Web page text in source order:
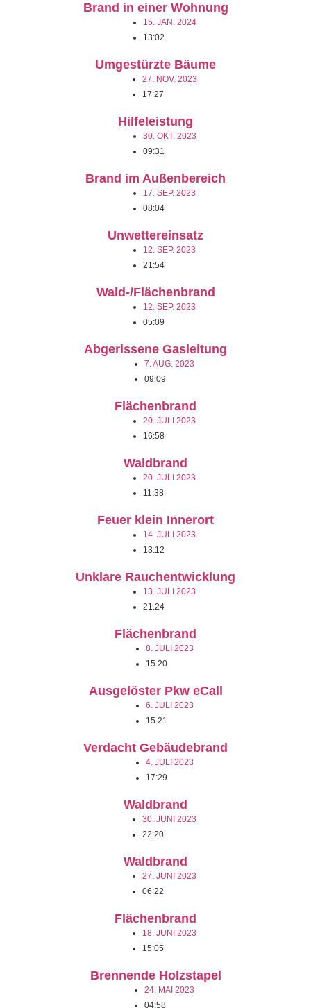
Brand in einer Wohnung
15. JAN. 2024
13:02
Umgestürzte Bäume
27. NOV. 2023
17:27
Hilfeleistung
30. OKT. 2023
09:31
Brand im Außenbereich
17. SEP. 2023
08:04
Unwettereinsatz
12. SEP. 2023
21:54
Wald-/Flächenbrand
12. SEP. 2023
05:09
Abgerissene Gasleitung
7. AUG. 2023
09:09
Flächenbrand
20. JULI 2023
16:58
Waldbrand
20. JULI 2023
11:38
Feuer klein Innerort
14. JULI 2023
13:12
Unklare Rauchentwicklung
13. JULI 2023
21:24
Flächenbrand
8. JULI 2023
15:20
Ausgelöster Pkw eCall
6. JULI 2023
15:21
Verdacht Gebäudebrand
4. JULI 2023
17:29
Waldbrand
30. JUNI 2023
22:20
Waldbrand
27. JUNI 2023
06:22
Flächenbrand
18. JUNI 2023
15:05
Brennende Holzstapel
24. MAI 2023
04:58